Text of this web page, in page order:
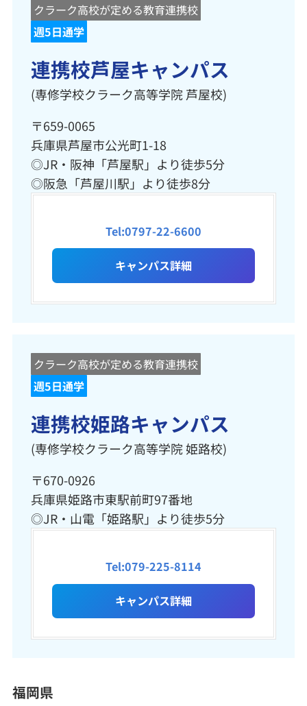
クラーク高校が定める教育連携校
週5日通学
連携校芦屋キャンパス
(専修学校クラーク高等学院 芦屋校)
〒659-0065
兵庫県芦屋市公光町1-18
◎JR・阪神「芦屋駅」より徒歩5分
◎阪急「芦屋川駅」より徒歩8分
Tel:0797-22-6600
キャンパス詳細
クラーク高校が定める教育連携校
週5日通学
連携校姫路キャンパス
(専修学校クラーク高等学院 姫路校)
〒670-0926
兵庫県姫路市東駅前町97番地
◎JR・山電「姫路駅」より徒歩5分
Tel:079-225-8114
キャンパス詳細
福岡県